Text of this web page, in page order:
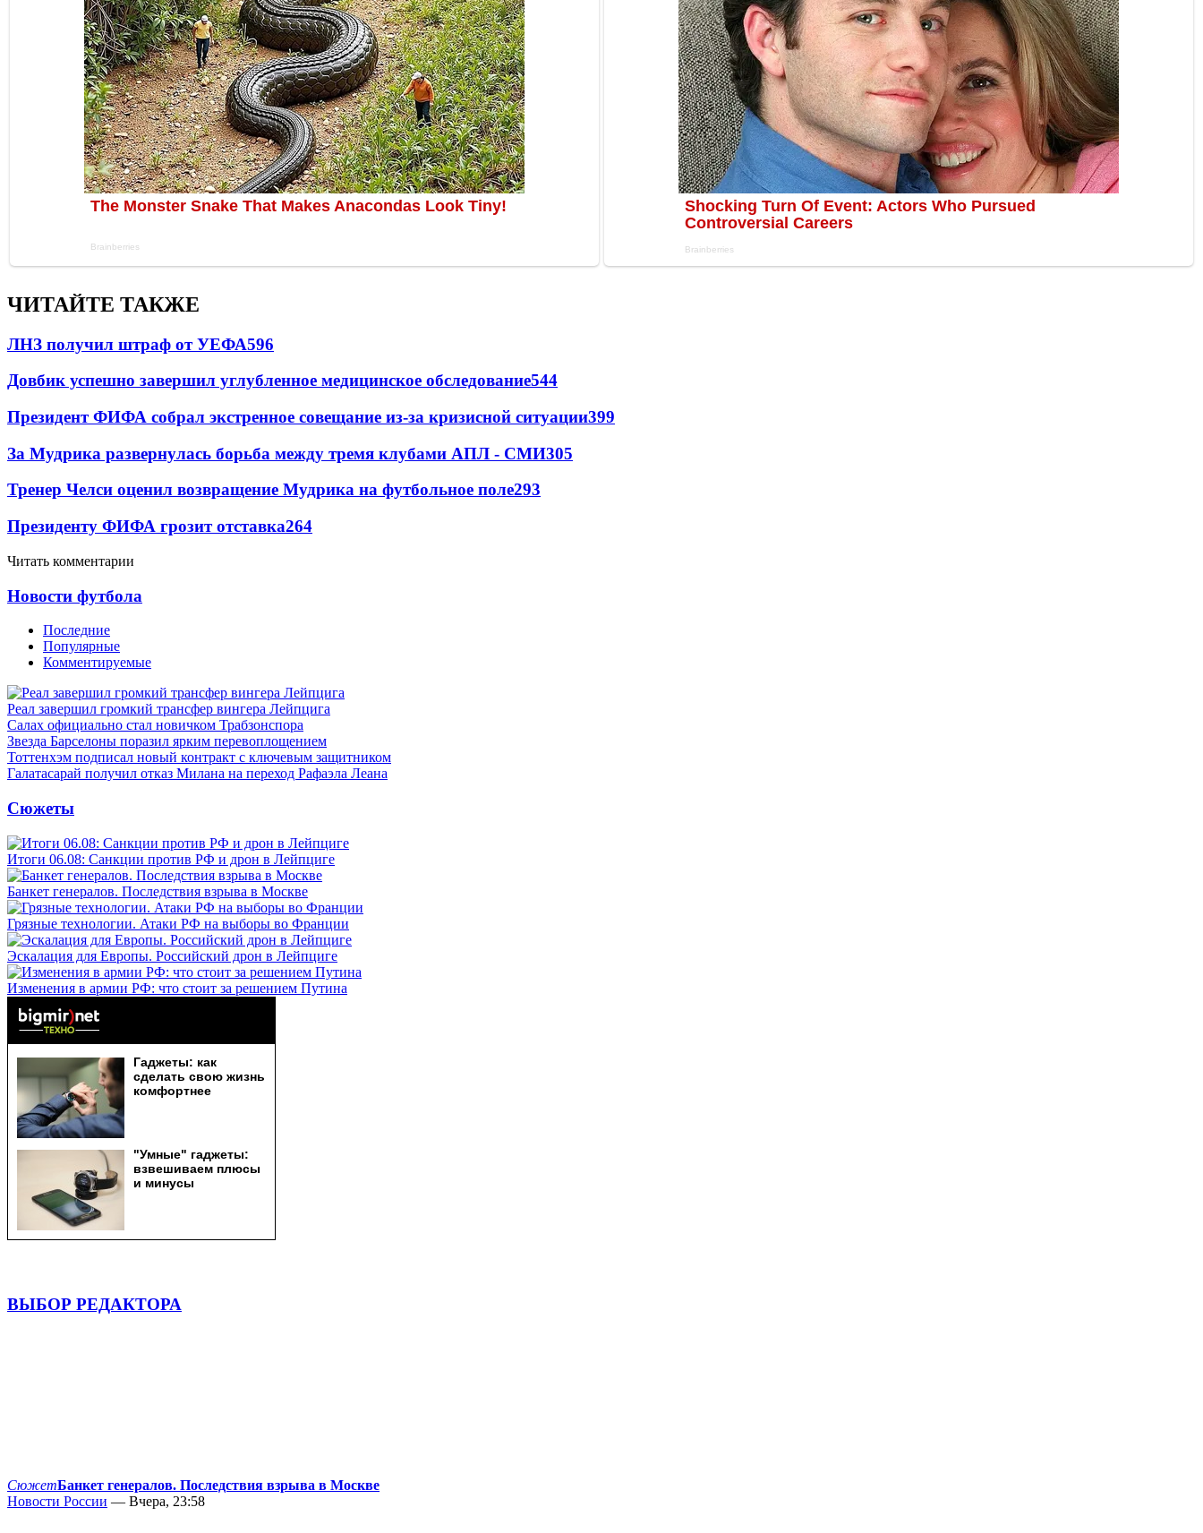
ЧИТАЙТЕ ТАКЖЕ
ЛНЗ получил штраф от УЕФА596
Довбик успешно завершил углубленное медицинское обследование544
Президент ФИФА собрал экстренное совещание из-за кризисной ситуации399
За Мудрика развернулась борьба между тремя клубами АПЛ - СМИ305
Тренер Челси оценил возвращение Мудрика на футбольное поле293
Президенту ФИФА грозит отставка264
Читать комментарии
Новости футбола
Последние
Популярные
Комментируемые
Реал завершил громкий трансфер вингера Лейпцига
Салах официально стал новичком Трабзонспора
Звезда Барселоны поразил ярким перевоплощением
Тоттенхэм подписал новый контракт с ключевым защитником
Галатасарай получил отказ Милана на переход Рафаэла Леана
Сюжеты
Итоги 06.08: Санкции против РФ и дрон в Лейпциге
Банкет генералов. Последствия взрыва в Москве
Грязные технологии. Атаки РФ на выборы во Франции
Эскалация для Европы. Российский дрон в Лейпциге
Изменения в армии РФ: что стоит за решением Путина
ВЫБОР РЕДАКТОРА
СюжетБанкет генералов. Последствия взрыва в Москве
Новости России — Вчера, 23:58